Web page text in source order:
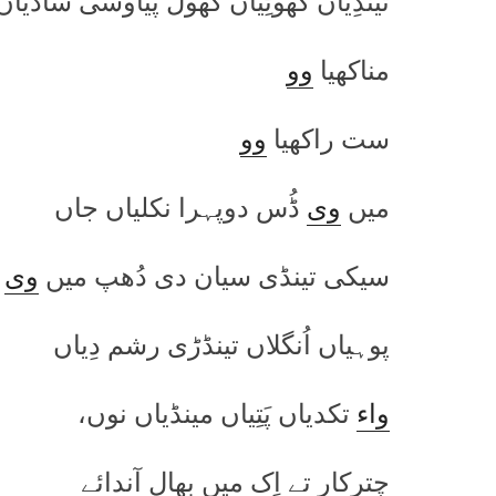
مناکھیا وو
ست راکھیا وو
میں وی ڈُس دوپہرا نکلیاں جاں
سیکی تینڈی سیان دی دُھپ میں وی
پوہیاں اُنگلاں تینڈڑی رشم دِیاں
واء تکدیاں پَتِیاں مینڈیاں نوں،
چِترکار تے اِک میں بھال آندائے